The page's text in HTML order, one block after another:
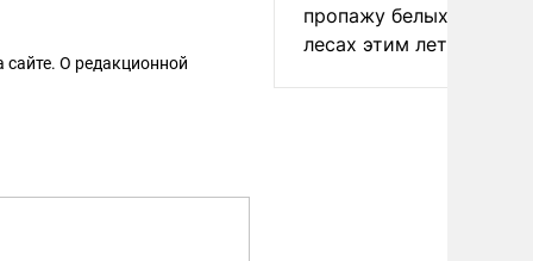
сайте. О редакционной
пропажу белых грибов
лесах этим летом